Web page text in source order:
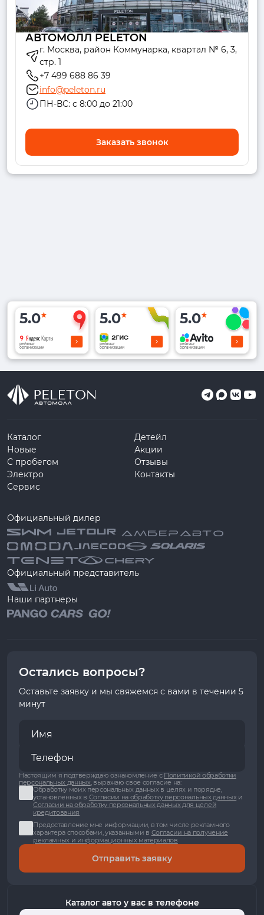
АВТОМОЛЛ PELETON
г. Москва, район Коммунарка, квартал № 6, 3,
стр. 1
+7 499 688 86 39
info@peleton.ru
ПН-ВС: с 8:00 до 21:00
Заказать звонок
5.0
рейтинг
организации
5.0
рейтинг
организации
5.0
рейтинг
организации
Каталог
Новые
С пробегом
Электро
Сервис
Детейл
Акции
Отзывы
Контакты
Официальный дилер
Официальный представитель
Наши партнеры
Остались вопросы?
Оставьте заявку и мы свяжемся с вами в течении 5
минут
Настоящим я подтверждаю ознакомление с Политикой обработки
персональных данных, выражаю свое согласие на:
Обработку моих персональных данных в целях и порядке,
установленных в Согласии на обработку персональных данныхи
Согласии на обработку персональных данных для целей
кредитования
Предоставление мне информации, в том числе рекламного
характера способами, указанными в Согласии на получение
рекламных и информационных материалов
Отправить заявку
Каталог авто у вас в телефоне